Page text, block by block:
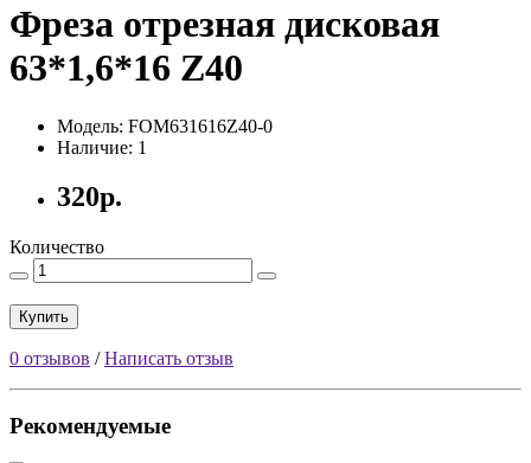
Фреза отрезная дисковая
63*1,6*16 Z40
Модель: FOM631616Z40-0
Наличие: 1
320р.
Количество
Купить
0 отзывов /Написать отзыв
Рекомендуемые